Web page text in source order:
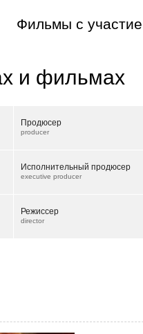
Фильмы с
и фильмах
Продюсер
producer
Исполнительный продюсер
executive producer
Режиссер
director